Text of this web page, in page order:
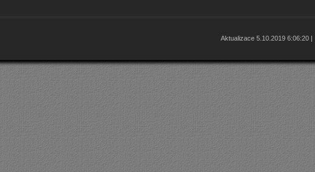
Aktualizace 5.10.2019 6:06:20 |